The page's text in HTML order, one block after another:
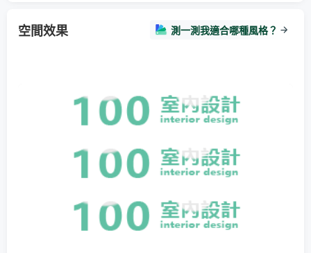
空間效果 測一測我適合哪種風格？